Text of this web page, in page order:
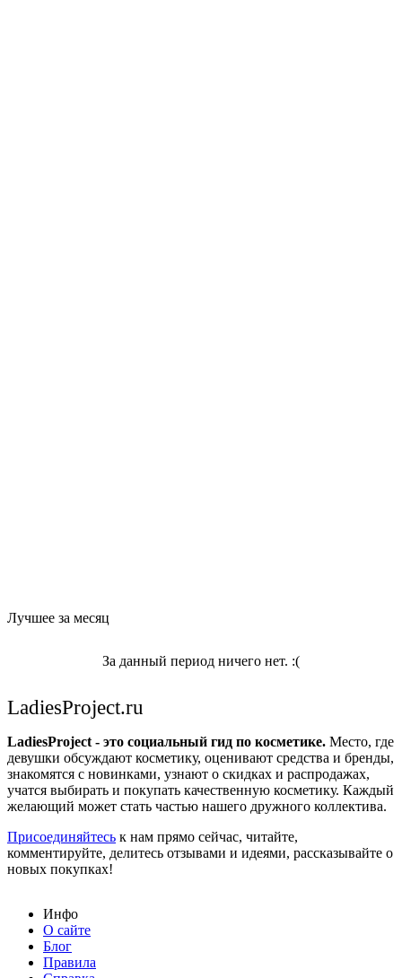
Лучшее за месяц
За данный период ничего нет. :(
LadiesProject.ru
LadiesProject - это социальный гид по косметике. Место, где
девушки обсуждают косметику, оценивают средства и бренды,
знакомятся с новинками, узнают о скидках и распродажах,
учатся выбирать и покупать качественную косметику. Каждый
желающий может стать частью нашего дружного коллектива.
Присоединяйтесь к нам прямо сейчас, читайте,
комментируйте, делитесь отзывами и идеями, рассказывайте о
новых покупках!
Инфо
О сайте
Блог
Правила